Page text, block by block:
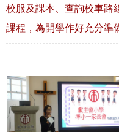
校服及課本、查詢校車路
課程，為開學作好充分準